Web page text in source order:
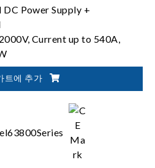
Power Supply +
Current up to 540A,
simulation
트에 추가